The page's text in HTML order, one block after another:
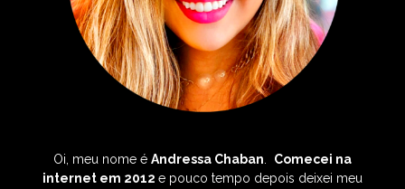
Oi, meu nome é Andressa Chaban Comecei na
internet em 2012 e pouco tempo depois deixei meu